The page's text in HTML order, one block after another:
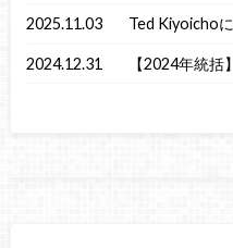
2025.11.03 Ted Kiyoicho
2024.12.31 【2024年統括